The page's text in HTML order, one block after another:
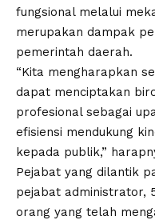
fungsional melalui
merupakan dampak
pemerintah daerah.
“Kita mengharapkan
dapat menciptakan
profesional sebagai
efisiensi mendukung
kepada publik,”
Pejabat yang dilantik
pejabat administrator,
orang yang telah